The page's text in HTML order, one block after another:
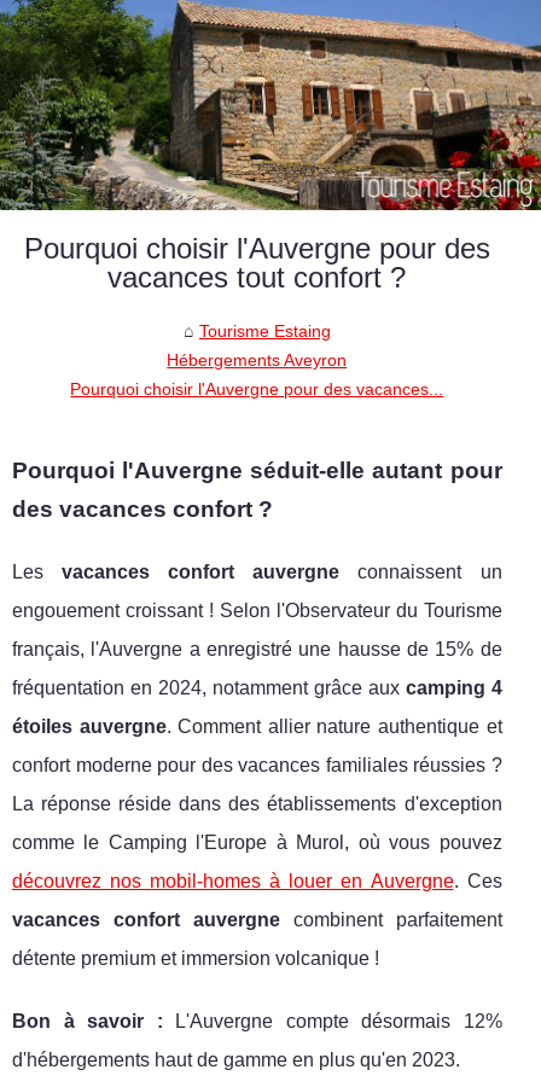
Pourquoi choisir l'Auvergne pour des
vacances tout confort ?
Tourisme Estaing
Hébergements Aveyron
Pourquoi choisir l'Auvergne pour des vacances...
Pourquoi l'Auvergne séduit-elle autant pour
des vacances confort ?
Lesvacances confort auvergne connaissent un
engouement croissant ! Selon l'Observateur du Tourisme
français, l'Auvergne a enregistré une hausse de 15% de
fréquentation en 2024, notamment grâce aux camping 4
étoiles auvergne. Comment allier nature authentique et
confort moderne pour des vacances familiales réussies ?
La réponse réside dans des établissements d'exception
comme le Camping l'Europe à Murol, où vous pouvez
découvrez nos mobil-homes à louer en Auvergne. Ces
vacances confort auvergnecombinent parfaitement
détente premium et immersion volcanique !
Bon à savoir : L'Auvergne compte désormais 12%
d'hébergements haut de gamme en plus qu'en 2023.